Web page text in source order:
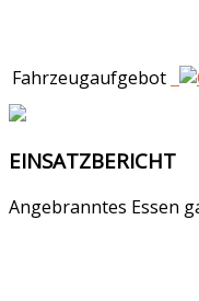
Fahrzeugaufgebot
EINSATZBERICHT
Angebranntes Essen